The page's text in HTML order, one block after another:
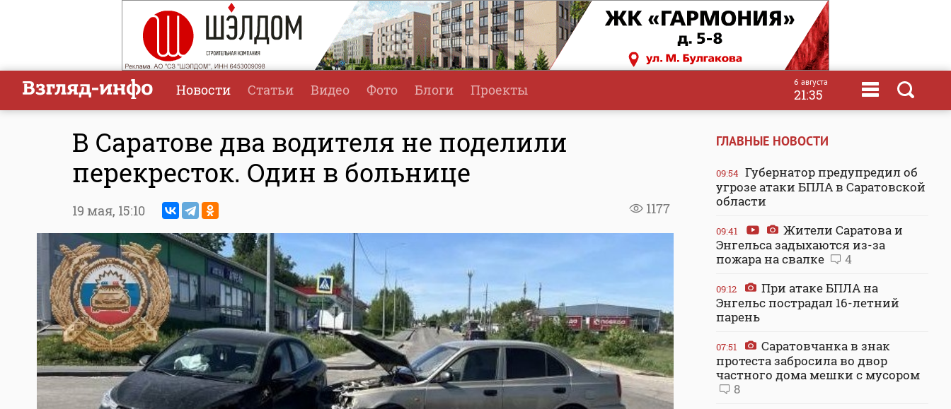
Новости Статьи Видео Фото Блоги Проекты 6 августа
21:35
В Саратове два водителя не поделили
перекресток. Один в больнице
1177
19 мая, 15:10
ГЛАВНЫЕ НОВОСТИ
09:54 Губернатор предупредил об
угрозе атаки БПЛА в Саратовской
области
09:41
Жители Саратова и
Энгельса задыхаются из-за
пожара на свалке
4
09:12
При атаке БПЛА на
Энгельс пострадал 16-летний
парень
07:51
Саратовчанка в знак
протеста забросила во двор
частного дома мешки с мусором
8